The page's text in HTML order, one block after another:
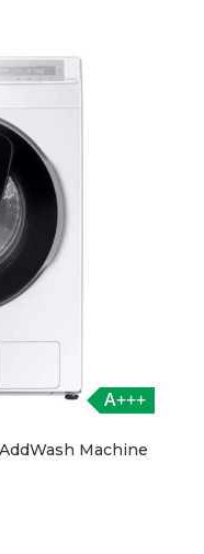
A+++
Machine